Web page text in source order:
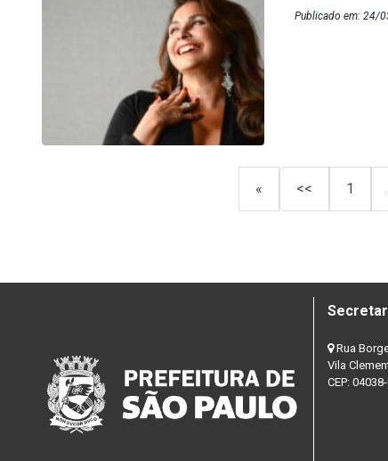
Publicado em: 24/
« << 1
Rua
Vila
CEP: